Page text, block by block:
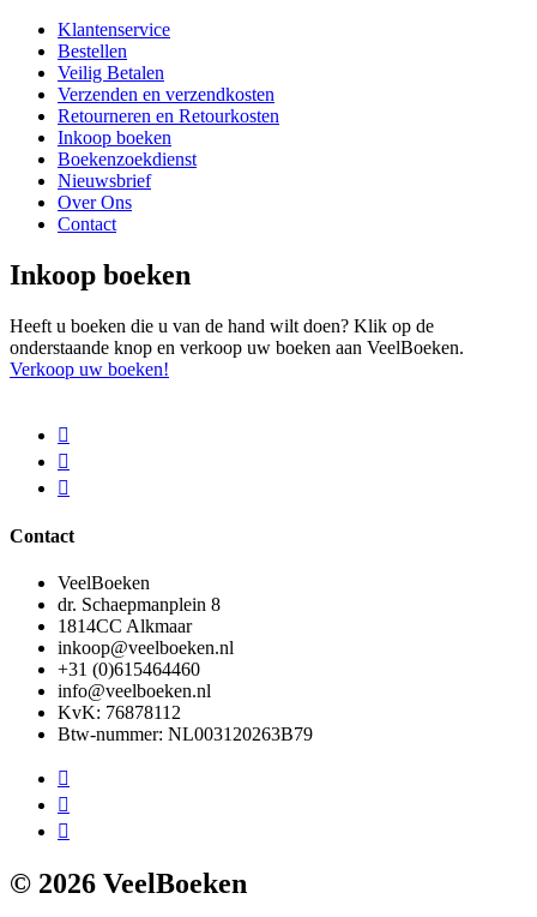
Klantenservice
Bestellen
Veilig Betalen
Verzenden en verzendkosten
Retourneren en Retourkosten
Inkoop boeken
Boekenzoekdienst
Nieuwsbrief
Over Ons
Contact
Inkoop boeken
Heeft u boeken die u van de hand wilt doen? Klik op de
onderstaande knop en verkoop uw boeken aan VeelBoeken.
Verkoop uw boeken!
Contact
VeelBoeken
dr. Schaepmanplein 8
1814CC Alkmaar
inkoop@veelboeken.nl
+31 (0)615464460
info@veelboeken.nl
KvK: 76878112
Btw-nummer: NL003120263B79
© 2026 VeelBoeken